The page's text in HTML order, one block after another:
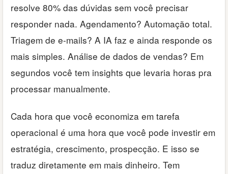
resolve 80% das dúvidas sem você precisar
responder nada. Agendamento? Automação total.
Triagem de e-mails? A IA faz e ainda responde os
mais simples. Análise de dados de vendas? Em
segundos você tem insights que levaria horas pra
processar manualmente.
Cada hora que você economiza em tarefa
operacional é uma hora que você pode investir em
estratégia, crescimento, prospecção. E isso se
traduz diretamente em mais dinheiro. Tem